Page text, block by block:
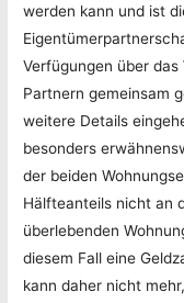
werden kann und ist
Verfügungen über
Partnern gemeinsam
weitere Details
besonders
der beiden
Hälfteanteils nicht an
überlebenden
diesem Fall eine
kann daher nicht